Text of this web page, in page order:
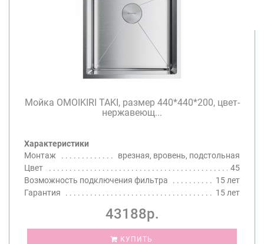
Мойка OMOIKIRI TAKI, размер 440*440*200, цвет-
нержавеющ...
Характеристики
Монтаж
врезная, вровень, подстольная
Цвет
45
Возможность подключения фильтра
15 лет
Гарантия
15 лет
43188р.
КУПИТЬ